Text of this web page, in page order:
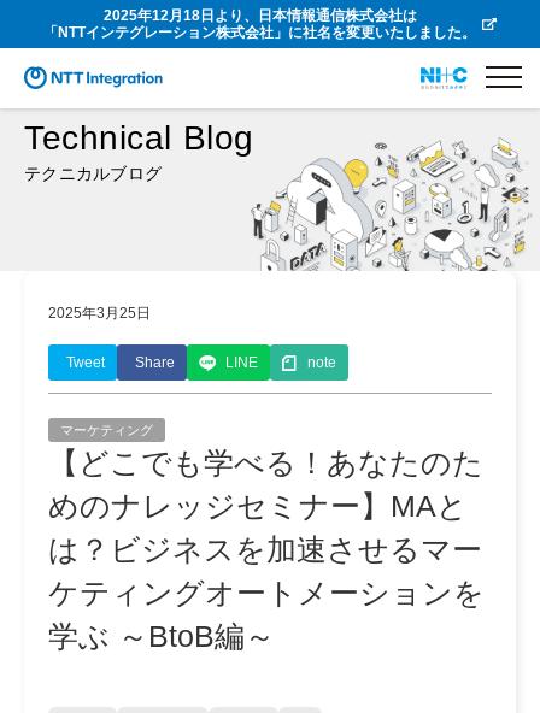
2025年12月18日より、日本情報通信株式会社は
「NTTインテグレーション株式会社」に社名を変更いたしました。
Technical Blog
テクニカルブログ
2025年3月25日
Tweet Share LINE note
マーケティング
【どこでも学べる！あなたのた
めのナレッジセミナー】MAと
は？ビジネスを加速させるマー
ケティングオートメーションを
学ぶ ～BtoB編～